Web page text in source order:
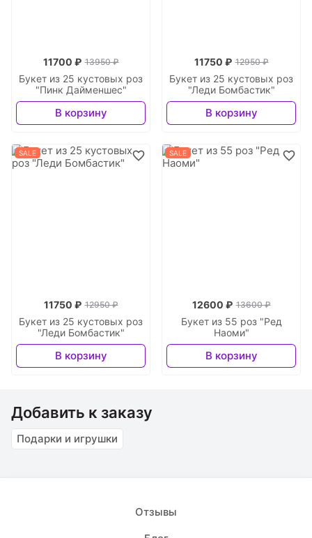
Букет из 25 кустовых роз
"Пинк Дайменшес"
11700 ₽ 13950 ₽
В корзину
Букет из 25 кустовых роз
"Леди Бомбастик"
11750 ₽ 12950 ₽
В корзину
SALE
Букет из 25 кустовых роз
"Леди Бомбастик"
11750 ₽ 12950 ₽
В корзину
SALE
Букет из 55 роз "Ред
Наоми"
12600 ₽ 13600 ₽
В корзину
Добавить к заказу
Подарки и игрушки
Отзывы